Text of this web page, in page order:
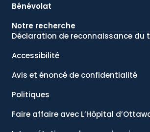
Bénévolat
Notre recherche
Déclaration de reconnaissance du
Accessibilité
Avis et énoncé de confidentialité
Politiques
Faire affaire avec L’Hôpital